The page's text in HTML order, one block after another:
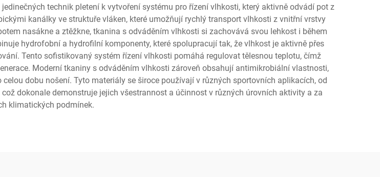
technik pletení k vytvoření systému pro řízení vlhkosti, který aktivně odvádí pot z
kanálky ve struktuře vláken, které umožňují rychlý transport vlhkosti z vnitřní vrstvy
nasákne a ztěžkne, tkanina s odváděním vlhkosti si zachovává svou lehkost i během
hydrofobní a hydrofilní komponenty, které spolupracují tak, že vlhkost je aktivně přes
Tento sofistikovaný systém řízení vlhkosti pomáhá regulovat tělesnou teplotu, čímž
Moderní tkaniny s odváděním vlhkosti zároveň obsahují antimikrobiální vlastnosti,
dobu nošení. Tyto materiály se široce používají v různých sportovních aplikacích, od
dokonale demonstruje jejich všestrannost a účinnost v různých úrovních aktivity a za
klimatických podmínek.